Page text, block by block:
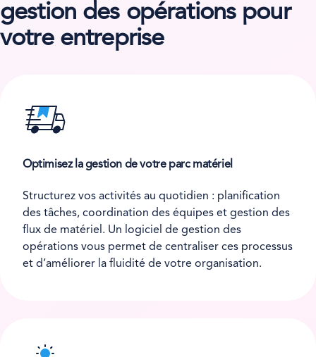
gestion des opérations pour
votre entreprise
Optimisez la gestion de votre parc matériel
Structurez vos activités au quotidien : planification
des tâches, coordination des équipes et gestion des
flux de matériel. Un logiciel de gestion des
opérations vous permet de centraliser ces processus
et d’améliorer la fluidité de votre organisation.